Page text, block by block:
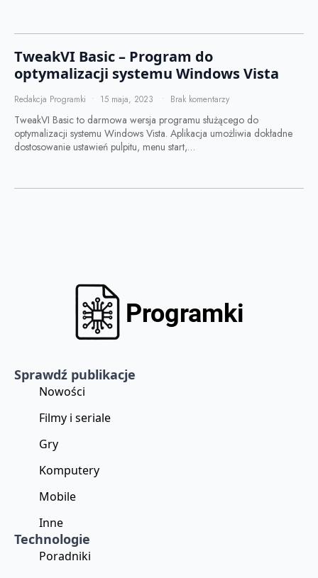
TweakVI Basic – Program do
optymalizacji systemu Windows Vista
Redakcja Programki 15 maja, 2023 Brak komentarzy
TweakVI Basic to darmowa wersja programu służącego do
optymalizacji systemu Windows Vista. Aplikacja umożliwia dokładne
dostosowanie ustawień pulpitu, menu start,…
Sprawdź publikacje
Nowości
Filmy i seriale
Gry
Komputery
Mobile
Inne
Technologie
Poradniki